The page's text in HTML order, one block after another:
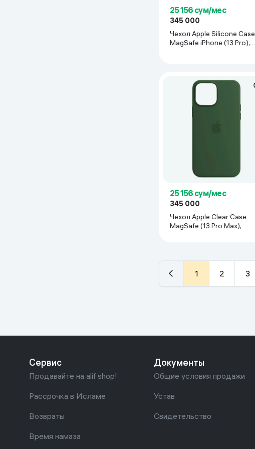
25 156 сум/мес
345 000
Чехол Apple Silicone Case
MagSafe iPhone (13 Pro),
25 156 сум/мес
345 000
Чехол Apple Clear Case
MagSafe (13 Pro Max),
1 2 3
Сервис
Продавайте на alif shop!
Рассрочка в Исламе
Возвраты
Время намаза
Документы
Общие условия продажи
Устав
Свидетельство